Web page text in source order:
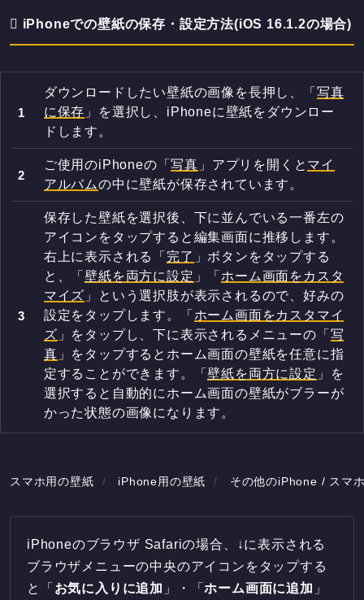
iPhoneでの壁紙の保存・設定方法(iOS 16.1.2の場合)
ダウンロードしたい壁紙の画像を長押し、「 写真
に保存 」を選択し、iPhoneに壁紙をダウンロー
ドします。
ご使用のiPhoneの「写真 」アプリを開くと マイ
アルバムの中に壁紙が保存されています。
保存した壁紙を選択後、下に並んでいる一番左の
アイコンをタップすると編集画面に推移します。
右上に表示される「 完了 」ボタンをタップする
と、「壁紙を両方に設定 」「 ホーム画面をカスタ
マイズ 」という選択肢が表示されるので、好みの
設定をタップします。「 ホーム画面をカスタマイ
ズ 」をタップし、下に表示されるメニューの「 写
真 」をタップするとホーム画面の壁紙を任意に指
定することができます。「壁紙を両方に設定 」を
選択すると自動的にホーム画面の壁紙がブラーが
かった状態の画像になります。
スマホ用の壁紙 iPhone用の壁紙 その他のiPhone / スマ
iPhoneのブラウザ Safariの場合、↓に表示される
ブラウザメニューの中央のアイコンをタップする
と「 お気に入りに追加 」・「ホーム画面に追加 」